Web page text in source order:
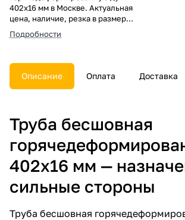
402х16 мм в Москве. Актуальная
цена, наличие, резка в размер,
погрузка, доставка, расчет веса
и документы.
Подробности
Описание Оплата Доставка
Труба бесшовная
402х16 мм —
сильные стороны
Труба бесшовная